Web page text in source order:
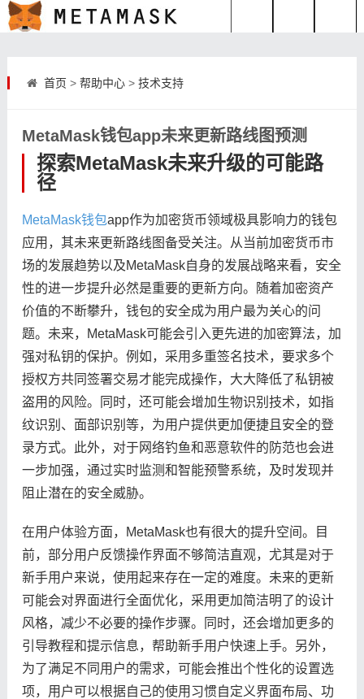
首页 > 帮助中心> 技术支持
MetaMask钱包app未来更新路线图预测
探索MetaMask未来升级的可能路
径
MetaMask钱包app作为加密货币领域极具影响力的钱包
应用，其未来更新路线图备受关注。从当前加密货币市
场的发展趋势以及MetaMask自身的发展战略来看，安全
性的进一步提升必然是重要的更新方向。随着加密资产
价值的不断攀升，钱包的安全成为用户最为关心的问
题。未来，MetaMask可能会引入更先进的加密算法，加
强对私钥的保护。例如，采用多重签名技术，要求多个
授权方共同签署交易才能完成操作，大大降低了私钥被
盗用的风险。同时，还可能会增加生物识别技术，如指
纹识别、面部识别等，为用户提供更加便捷且安全的登
录方式。此外，对于网络钓鱼和恶意软件的防范也会进
一步加强，通过实时监测和智能预警系统，及时发现并
阻止潜在的安全威胁。
在用户体验方面，MetaMask也有很大的提升空间。目
前，部分用户反馈操作界面不够简洁直观，尤其是对于
新手用户来说，使用起来存在一定的难度。未来的更新
可能会对界面进行全面优化，采用更加简洁明了的设计
风格，减少不必要的操作步骤。同时，还会增加更多的
引导教程和提示信息，帮助新手用户快速上手。另外，
为了满足不同用户的需求，可能会推出个性化的设置选
项，用户可以根据自己的使用习惯自定义界面布局、功